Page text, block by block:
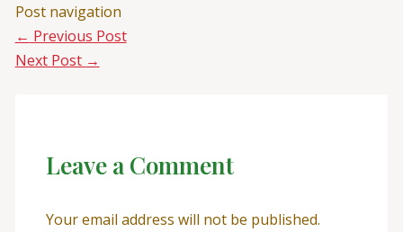
Post navigation
← Previous Post
Next Post →
Leave a Comment
Your email address will not be published.